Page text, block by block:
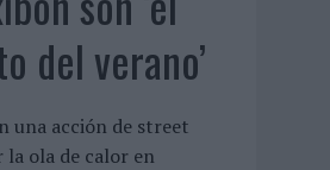
del verano’
una acción de street
la ola de calor en